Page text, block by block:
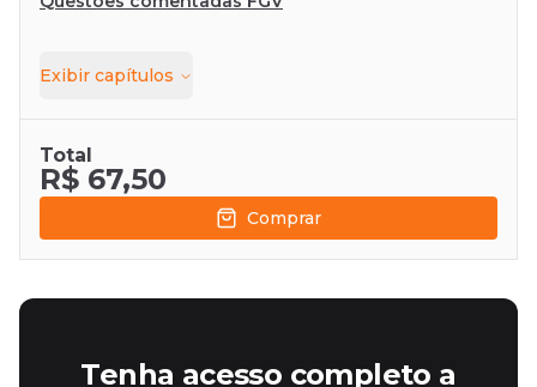
Exibir capítulos
Total
R$ 67,50
Comprar
Tenha acesso completo a